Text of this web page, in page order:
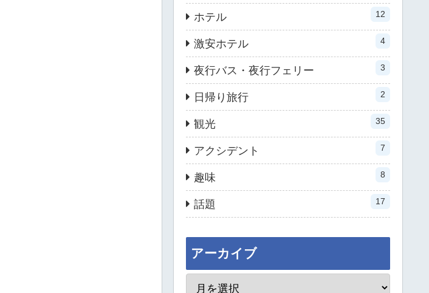
ホテル 12
激安ホテル 4
夜行バス・夜行フェリー 3
日帰り旅行 2
観光 35
アクシデント 7
趣味 8
話題 17
アーカイブ